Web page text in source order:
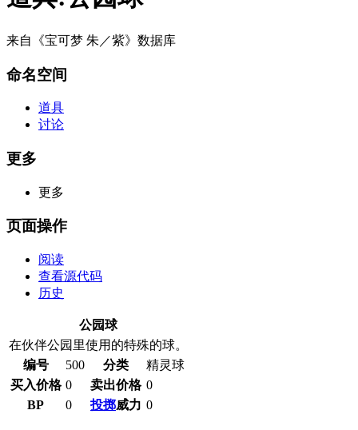
来自《宝可梦 朱／紫》数据库
命名空间
道具
讨论
更多
更多
页面操作
阅读
查看源代码
历史
公园球
在伙伴公园里使用的特殊的球。
编号
500 分类
精灵球
买入价格 0 卖出价格 0
BP
0 投掷威力 0